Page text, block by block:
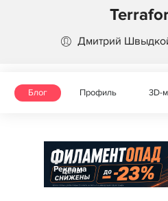
Дмитрий
Блог Профиль 3D-
Реклама